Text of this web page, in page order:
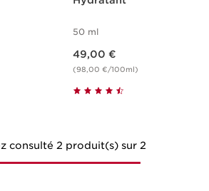
50 ml
49,00 €
(98,00 €/100ml)
consulté 2 produit(s) sur 2